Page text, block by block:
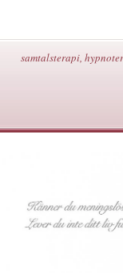
OM MIG/KONTAKT/
SENSING YOGA
samtalsterapi,